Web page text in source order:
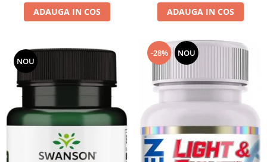
ADAUGA IN COS ADAUGA IN COS
NOU
-28% NOU